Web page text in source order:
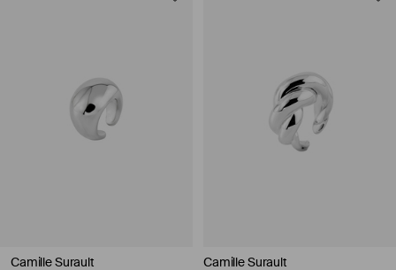
Camille Surault Camille Surault